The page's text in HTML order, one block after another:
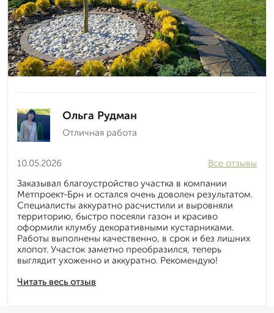
Ольга Рудман
Отличная работа
10.05.2026
Читать весь отзыв
Все отзывы
Заказывал благоустройство участка в компании
Метпроект-Брн и остался очень доволен результатом.
Специалисты аккуратно расчистили и выровняли
территорию, быстро посеяли газон и красиво
оформили клумбу декоративными кустарниками.
Работы выполнены качественно, в срок и без лишних
хлопот. Участок заметно преобразился, теперь
выглядит ухоженно и аккуратно. Рекомендую!